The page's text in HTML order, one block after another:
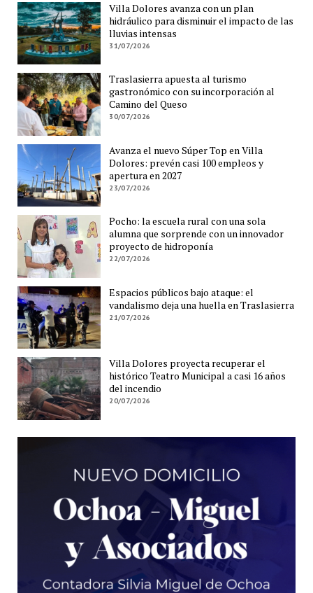
Villa Dolores avanza con un plan
hidráulico para disminuir el impacto de las
lluvias intensas
31/07/2026
Traslasierra apuesta al turismo
gastronómico con su incorporación al
Camino del Queso
30/07/2026
Avanza el nuevo Súper Top en Villa
Dolores: prevén casi 100 empleos y
apertura en 2027
23/07/2026
Pocho: la escuela rural con una sola
alumna que sorprende con un innovador
proyecto de hidroponía
22/07/2026
Espacios públicos bajo ataque: el
vandalismo deja una huella en Traslasierra
21/07/2026
Villa Dolores proyecta recuperar el
histórico Teatro Municipal a casi 16 años
del incendio
20/07/2026